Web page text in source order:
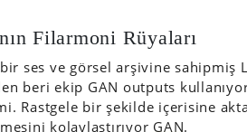
Filarmoni Rüyaları
ses ve görsel arşivine
beri ekip GAN outputs
Rastgele bir şekilde içerisine
kolaylaştırıyor GAN.